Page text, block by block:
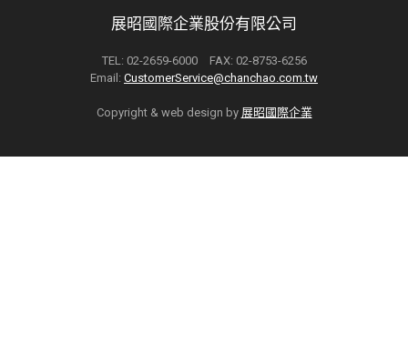
展昭國際企業股份有限公司
TEL: 02-2659-6000 FAX: 02-8753-6256
Email: CustomerService@chanchao.com.tw
Copyright & web design by 展昭國際企業